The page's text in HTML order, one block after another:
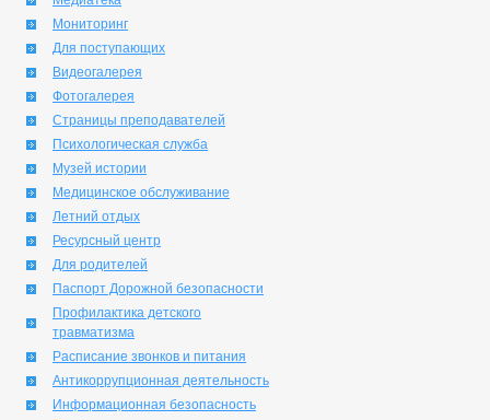
Мониторинг
Для поступающих
Видеогалерея
Фотогалерея
Страницы преподавателей
Психологическая служба
Музей истории
Медицинское обслуживание
Летний отдых
Ресурсный центр
Для родителей
Паспорт Дорожной безопасности
Профилактика детского
травматизма
Расписание звонков и питания
Антикоррупционная деятельность
Информационная безопасность